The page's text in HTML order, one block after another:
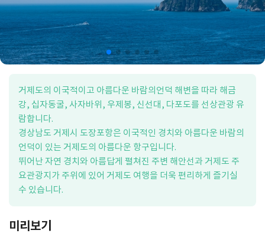
거제도의 이국적이고 아름다운 바람의언덕 해변을 따라 해금
강, 십자동굴, 사자바위, 우제봉, 신선대, 다포도를 선상관광 유
람합니다.
경상남도 거제시 도장포항은 이국적인 경치와 아름다운 바람의
언덕이 있는 거제도의 아름다운 항구입니다.
뛰어난 자연 경치와 아름답게 펼쳐진 주변 해안선과 거제도 주
요관광지가 주위에 있어 거제도 여행을 더욱 편리하게 즐기실
수 있습니다.
미리보기